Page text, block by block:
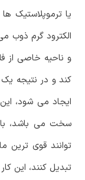
یا ترموپلاستیک
الکترود گرم ذوب
و ناحیه خاصی از
کند و در نتیجه
ایجاد می شود،
سخت می باشد، با
توانند قوی
تبدیل کنند، این